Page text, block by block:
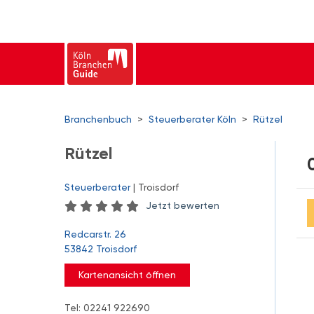
Branchenbuch > Steuerberater Köln > Rützel
Rützel
Steuerberater| Troisdorf
Jetzt bewerten
Redcarstr. 26
53842 Troisdorf
Kartenansicht öffnen
Tel: 02241 922690